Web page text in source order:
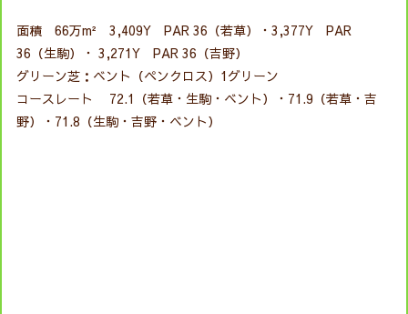
面積 66万m² 3,409Y PAR 36（若草）・3,377Y PAR
36（生駒）・ 3,271Y PAR 36（吉野）
グリーン芝：ベント（ペンクロス）1グリーン
コースレート 72.1（若草・生駒・ベント）・71.9（若草・吉
野）・71.8（生駒・吉野・ベント）